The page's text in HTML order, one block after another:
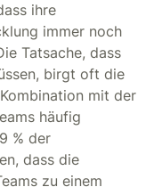
ihre
immer noch
Tatsache, dass
birgt oft die
mit der
häufig
% der
dass die
zu einem